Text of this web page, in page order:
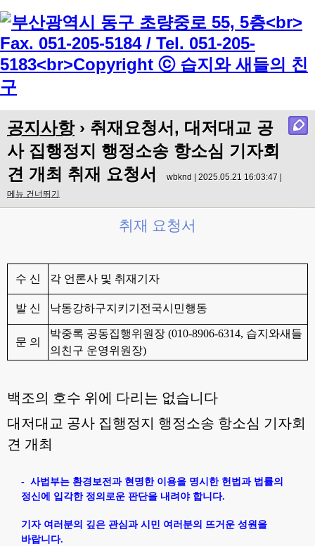
Menu
공지사항› 취재요청서, 대저대교 공
사 집행정지 행정소송 항소심 기자회
견 개최 취재 요청서
wbknd | 2025.05.21 16:03:47 |
메뉴 건너뛰기
취재 요청서
수 신 각 언론사 및 취재기자
발 신 낙동강하구지키기전국시민행동
문 의
박중록 공동집행위원장 (010-8906-6314, 습지와새들
의친구 운영위원장)
백조의 호수 위에 다리는 없습니다
대저대교 공사 집행정지 행정소송 항소심 기자회
견 개최
- 사법부는 환경보전과 현명한 이용을 명시한 헌법과 법률의
정신에 입각한 정의로운 판단을 내려야 합니다.
기자 여러분의 깊은 관심과 시민 여러분의 뜨거운 성원을
바랍니다.